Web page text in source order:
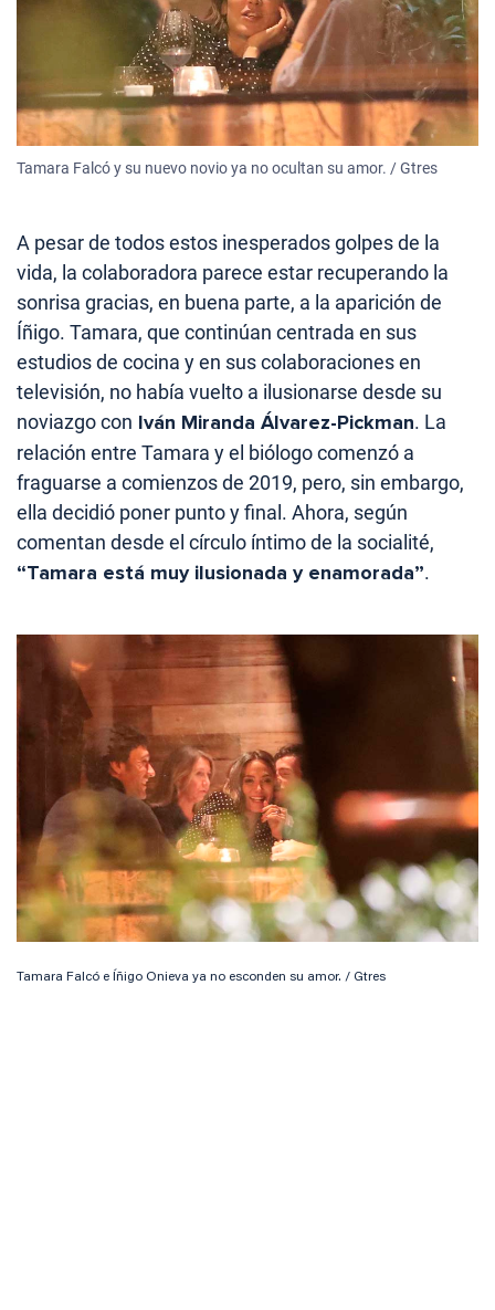
Tamara Falcó y su nuevo novio ya no ocultan su amor. / Gtres
A pesar de todos estos inesperados golpes de la
vida, la colaboradora parece estar recuperando la
sonrisa gracias, en buena parte, a la aparición de
Íñigo. Tamara, que continúan centrada en sus
estudios de cocina y en sus colaboraciones en
televisión, no había vuelto a ilusionarse desde su
noviazgo con Iván Miranda Álvarez-Pickman. La
relación entre Tamara y el biólogo comenzó a
fraguarse a comienzos de 2019, pero, sin embargo,
ella decidió poner punto y final. Ahora, según
comentan desde el círculo íntimo de la socialité,
“Tamara está muy ilusionada y enamorada”.
Tamara Falcó e Íñigo Onieva ya no esconden su amor. / Gtres